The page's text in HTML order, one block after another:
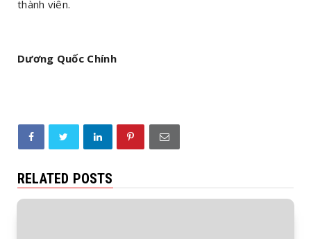
thành viên.
Dương Quốc Chính
RELATED POSTS